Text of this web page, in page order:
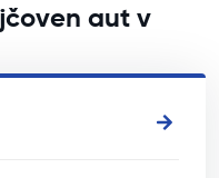
aut v
aut v zemi Zaandam